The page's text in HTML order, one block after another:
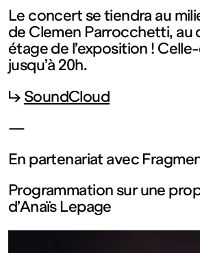
Entrée
gratuite
Mar – Ven
: 14h –
Sam –
: 11h –
Le concert se tiendra au
de Clemen Parrocchetti, au
étage de l’exposition !
jusqu’à 20h.
↳ SoundCloud
—
En partenariat avec
Programmation sur une
d’Anaïs Lepage